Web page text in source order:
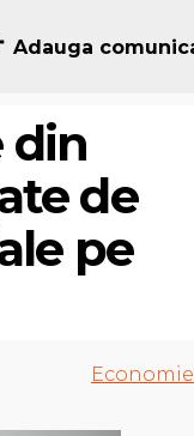
Adauga
din
de
pe
Economie